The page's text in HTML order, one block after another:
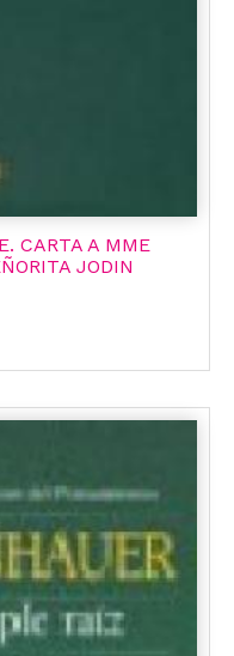
CARTA A MME
JODIN